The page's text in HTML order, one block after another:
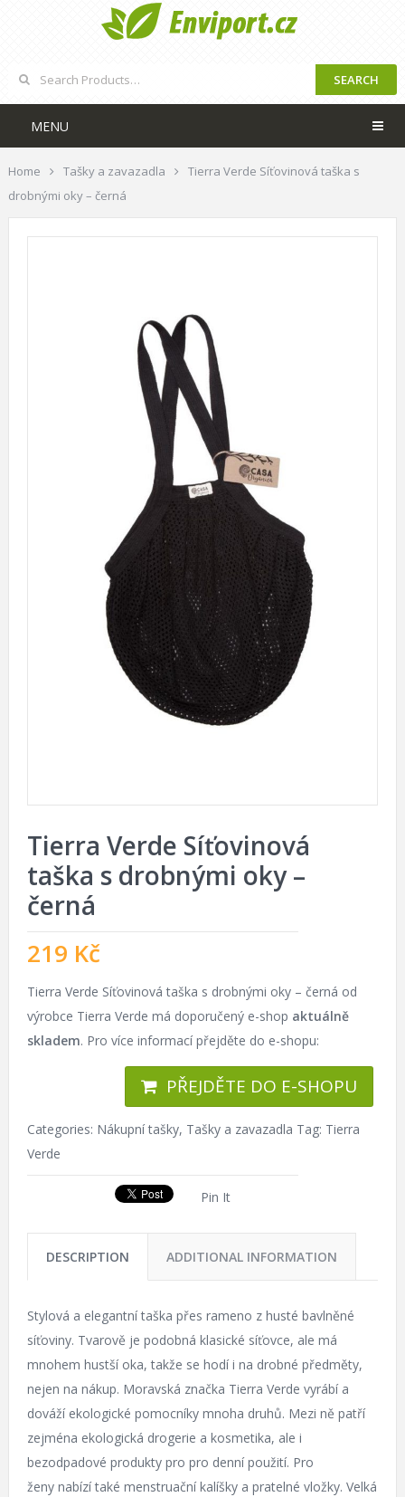
SEARCH
MENU
Home Tašky a zavazadla
Tierra Verde Síťovinová taška s
drobnými oky – černá
Tierra Verde Síťovinová
taška s drobnými oky –
černá
219 Kč
Tierra Verde Síťovinová taška s drobnými oky – černá od
výrobce Tierra Verde má doporučený e-shop aktuálně
skladem. Pro více informací přejděte do e-shopu:
PŘEJDĚTE DO E-SHOPU
Categories: Nákupní tašky, Tašky a zavazadla Tag: Tierra
Verde
Pin It
DESCRIPTION ADDITIONAL INFORMATION
Stylová a elegantní taška přes rameno z husté bavlněné
síťoviny. Tvarově je podobná klasické síťovce, ale má
mnohem hustší oka, takže se hodí i na drobné předměty,
nejen na nákup. Moravská značka Tierra Verde vyrábí a
dováží ekologické pomocníky mnoha druhů. Mezi ně patří
zejména ekologická drogerie a kosmetika, ale i
bezodpadové produkty pro pro denní použití. Pro
ženy nabízí také menstruační kalíšky a pratelné vložky. Velká